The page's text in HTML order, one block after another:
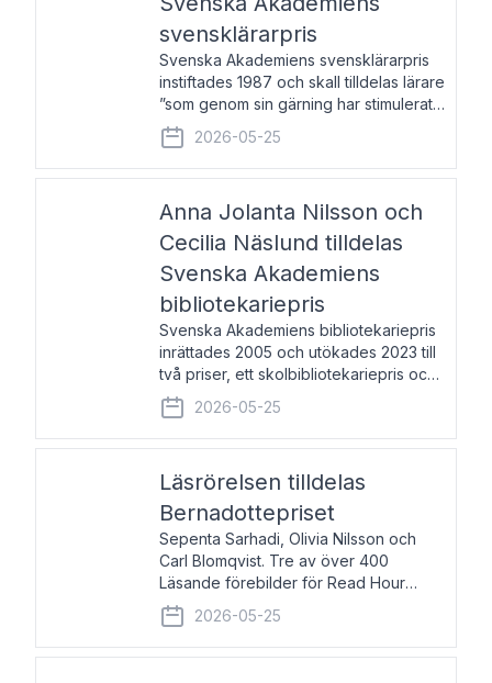
svensklärarpris
Svenska Akademiens svensklärarpris
instiftades 1987 och skall tilldelas lärare
”som genom sin gärning har stimulerat
intresset hos unga människor för
svenska språket och litteraturen”.
Prisutdelning och samtal med
2026-05-25
Anna Jolanta Nilsson och
Cecilia Näslund tilldelas
Svenska Akademiens
bibliotekariepris
Svenska Akademiens bibliotekariepris
inrättades 2005 och utökades 2023 till
två priser, ett skolbibliotekariepris och
ett folkbibliotekariepris. Priserna skall
tilldelas bibliotekarier vid svenska folk-
och skolbibliotek som gjort värdefull
2026-05-25
Läsrörelsen tilldelas
Bernadottepriset
Sepenta Sarhadi, Olivia Nilsson och
Carl Blomqvist. Tre av över 400
Läsande förebilder för Read Hour
Sverige. Foto: Michael Wall. Den ideella
föreningen Läsrörelsen tilldelas
Bernadottepriset 2026 för att den
2026-05-25